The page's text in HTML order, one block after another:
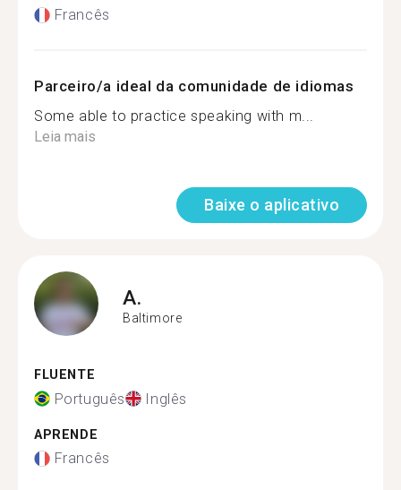
Francês
Parceiro/a ideal da comunidade de idiomas
Some able to practice speaking with m...
Leia mais
Baixe o aplicativo
A.
Baltimore
FLUENTE
Português Inglês
APRENDE
Francês